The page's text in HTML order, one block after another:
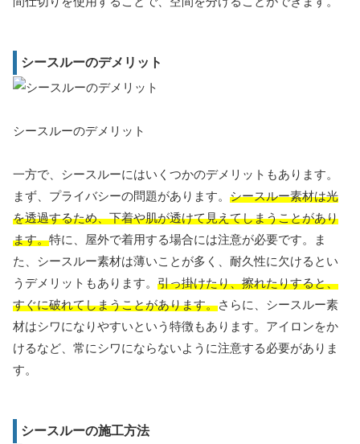
シースルーのデメリット
シースルーのデメリット
一方で、シースルーにはいくつかのデメリットもあります。
まず、プライバシーの問題があります。 シースルー素材は光
を透過するため、下着や肌が透けて見えてしまうことがあり
ます。特に、屋外で着用する場合には注意が必要です。ま
た、シースルー素材は薄いことが多く、耐久性に欠けるとい
うデメリットもあります。 引っ掛けたり、擦れたりすると、
すぐに破れてしまうことがあります。さらに、シースルー素
材はシワになりやすいという特徴もあります。アイロンをか
けるなど、常にシワにならないように注意する必要がありま
す。
シースルーの施工方法